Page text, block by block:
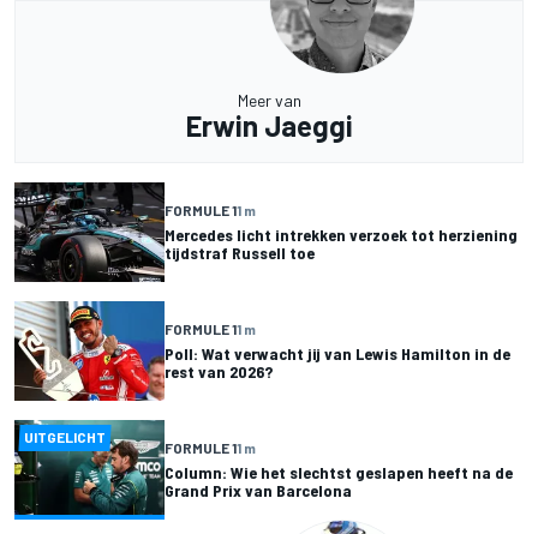
Meer van
Erwin Jaeggi
FORMULE 11 m
Mercedes licht intrekken verzoek tot herziening
tijdstraf Russell toe
FORMULE 11 m
Poll: Wat verwacht jij van Lewis Hamilton in de
rest van 2026?
UITGELICHT
FORMULE 11 m
Column: Wie het slechtst geslapen heeft na de
Grand Prix van Barcelona